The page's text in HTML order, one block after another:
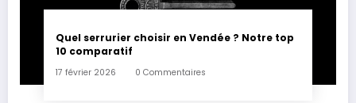
Quel serrurier choisir en Vendée ? Notre top
10 comparatif
17 février 2026 0 Commentaires